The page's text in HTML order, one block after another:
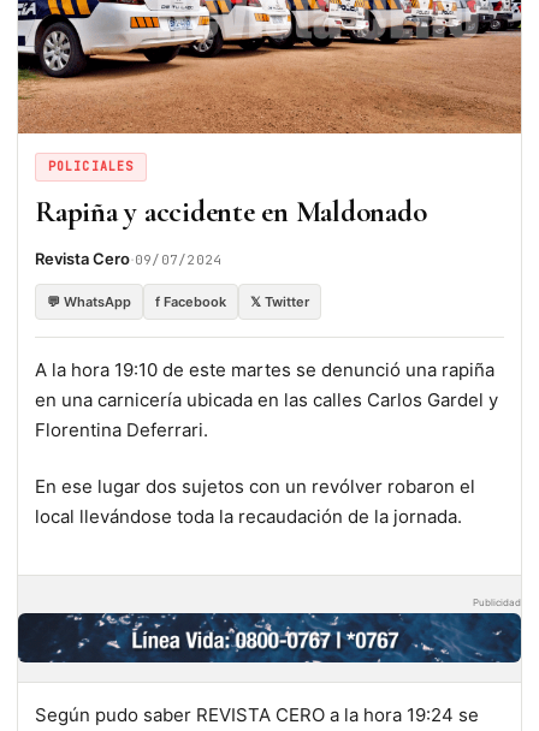
POLICIALES
Rapiña y accidente en Maldonado
Revista Cero·09/07/2024
💬 WhatsApp f Facebook 𝕏 Twitter
A la hora 19:10 de este martes se denunció una rapiña
en una carnicería ubicada en las calles Carlos Gardel y
Florentina Deferrari.
En ese lugar dos sujetos con un revólver robaron el
local llevándose toda la recaudación de la jornada.
Publicidad
Según pudo saber REVISTA CERO a la hora 19:24 se